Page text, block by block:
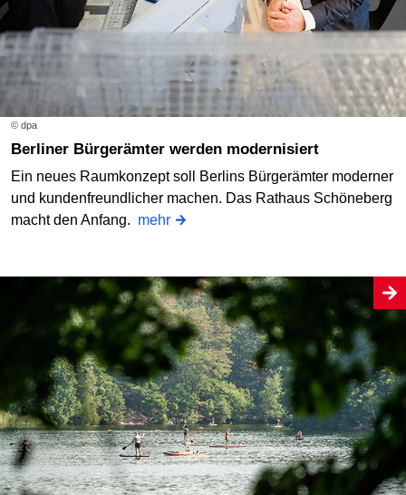
© dpa
Berliner Bürgerämter werden modernisiert
Ein neues Raumkonzept soll Berlins Bürgerämter moderner
und kundenfreundlicher machen. Das Rathaus Schöneberg
macht den Anfang. mehr